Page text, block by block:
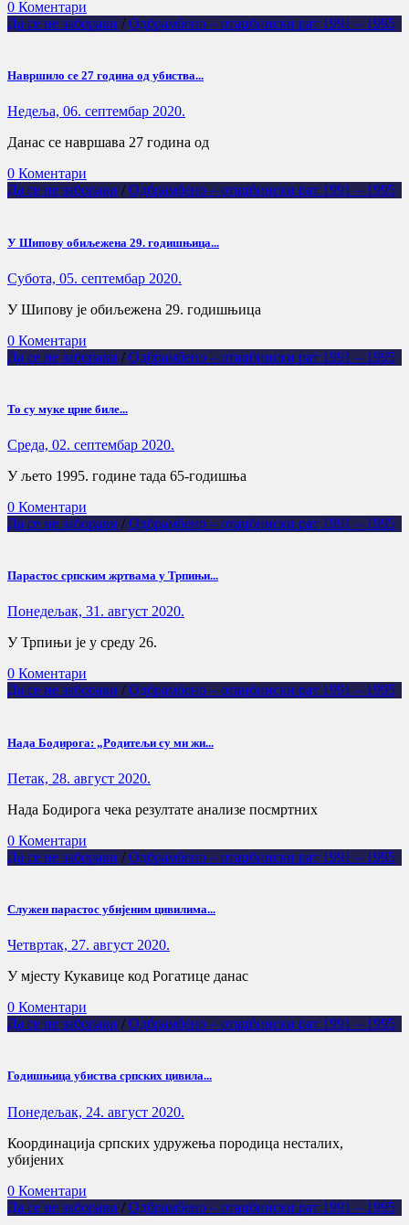
0 Коментари
Да се не заборави / Одбрамбено – отаџбински рат 1991 – 1995
Навршило се 27 година од убиства...
Недеља, 06. септембар 2020.
Данас се навршава 27 година од
0 Коментари
Да се не заборави / Одбрамбено – отаџбински рат 1991 – 1995
У Шипову обиљежена 29. годишњица...
Субота, 05. септембар 2020.
У Шипову је обиљежена 29. годишњица
0 Коментари
Да се не заборави / Одбрамбено – отаџбински рат 1991 – 1995
То су муке црне биле...
Cреда, 02. септембар 2020.
У љето 1995. године тада 65-годишња
0 Коментари
Да се не заборави / Одбрамбено – отаџбински рат 1991 – 1995
Парастос српским жртвама у Трпињи...
Понедељак, 31. август 2020.
У Трпињи је у среду 26.
0 Коментари
Да се не заборави / Одбрамбено – отаџбински рат 1991 – 1995
Нада Бодирога: „Родитељи су ми жи...
Петак, 28. август 2020.
Нада Бодирога чека резултате анализе посмртних
0 Коментари
Да се не заборави / Одбрамбено – отаџбински рат 1991 – 1995
Служен парастос убијеним цивилима...
Четвртак, 27. август 2020.
У мјесту Кукавице код Рогатице данас
0 Коментари
Да се не заборави / Одбрамбено – отаџбински рат 1991 – 1995
Годишњица убиства српских цивила...
Понедељак, 24. август 2020.
Координација српских удружења породица несталих,
убијених
0 Коментари
Да се не заборави / Одбрамбено – отаџбински рат 1991 – 1995